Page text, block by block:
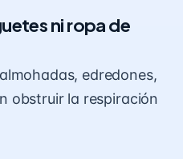
ni ropa de
edredones,
obstruir la respiración